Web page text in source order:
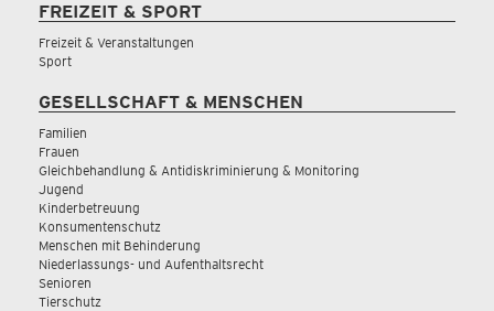
FREIZEIT & SPORT
Freizeit & Veranstaltungen
Sport
GESELLSCHAFT & MENSCHEN
Familien
Frauen
Gleichbehandlung & Antidiskriminierung & Monitoring
Jugend
Kinderbetreuung
Konsumentenschutz
Menschen mit Behinderung
Niederlassungs- und Aufenthaltsrecht
Senioren
Tierschutz